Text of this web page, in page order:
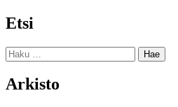
Etsi
Haku:
Arkisto